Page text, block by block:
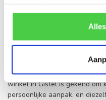
rekening mee dat als je
de correcte werking van
zoetigheden en een
Wanneer je Leonidas
Belgische speciaalzaak met
vertrekt. Daardoor kan je
voor jezelf, voor je gezin of
winkel in Gistel is gekend
persoonlijke aanpak, en